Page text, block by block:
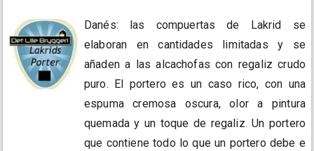
Danés: las compuertas de Lakrid se
elaboran en cantidades limitadas y se
añaden a las alcachofas con regaliz crudo
puro. El portero es un caso rico, con una
espuma cremosa oscura, olor a pintura
quemada y un toque de regaliz. Un portero
que contiene todo lo que un portero debe e